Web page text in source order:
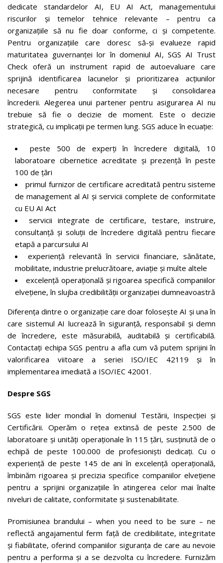
dedicate standardelor AI, EU AI Act, managementului
riscurilor și temelor tehnice relevante – pentru ca
organizațiile să nu fie doar conforme, ci și competente.
Pentru organizațiile care doresc să-și evalueze rapid
maturitatea guvernanței lor în domeniul AI, SGS AI Trust
Check oferă un instrument rapid de autoevaluare care
sprijină identificarea lacunelor și prioritizarea acțiunilor
necesare pentru conformitate și consolidarea
încrederii. Alegerea unui partener pentru asigurarea AI nu
trebuie să fie o decizie de moment. Este o decizie
strategică, cu implicații pe termen lung. SGS aduce în ecuație:
peste 500 de experți în încredere digitală, 10
laboratoare cibernetice acreditate și prezență în peste
100 de țări
primul furnizor de certificare acreditată pentru sisteme
de management al AI și servicii complete de conformitate
cu EU AI Act
servicii integrate de certificare, testare, instruire,
consultanță și soluții de încredere digitală pentru fiecare
etapă a parcursului AI
experiență relevantă în servicii financiare, sănătate,
mobilitate, industrie prelucrătoare, aviație și multe altele
excelență operațională și rigoarea specifică companiilor
elvețiene, în slujba credibilității organizației dumneavoastră
Diferența dintre o organizație care doar folosește AI și una în
care sistemul AI lucrează în siguranță, responsabil și demn
de încredere, este măsurabilă, auditabilă și certificabilă.
Contactați echipa SGS pentru a afla cum vă putem sprijini în
valorificarea viitoare a seriei ISO/IEC 42119 și în
implementarea imediată a ISO/IEC 42001.
Despre SGS
SGS este lider mondial în domeniul Testării, Inspecției și
Certificării. Operăm o rețea extinsă de peste 2.500 de
laboratoare și unități operaționale în 115 țări, susținută de o
echipă de peste 100.000 de profesioniști dedicați. Cu o
experiență de peste 145 de ani în excelență operațională,
îmbinăm rigoarea și precizia specifice companiilor elvețiene
pentru a sprijini organizațiile în atingerea celor mai înalte
niveluri de calitate, conformitate și sustenabilitate.
Promisiunea brandului – when you need to be sure – ne
reflectă angajamentul ferm față de credibilitate, integritate
și fiabilitate, oferind companiilor siguranța de care au nevoie
pentru a performa și a se dezvolta cu încredere. Furnizăm